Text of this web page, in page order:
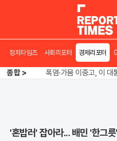
정치타임즈 사회리포터 경제리포터
종합 >
오뚜기·비비고 면 전
"징벌적 과세 없다"
폭염·가뭄 이중고, 이
'혼밥러' 잡아라... 배민 '한그